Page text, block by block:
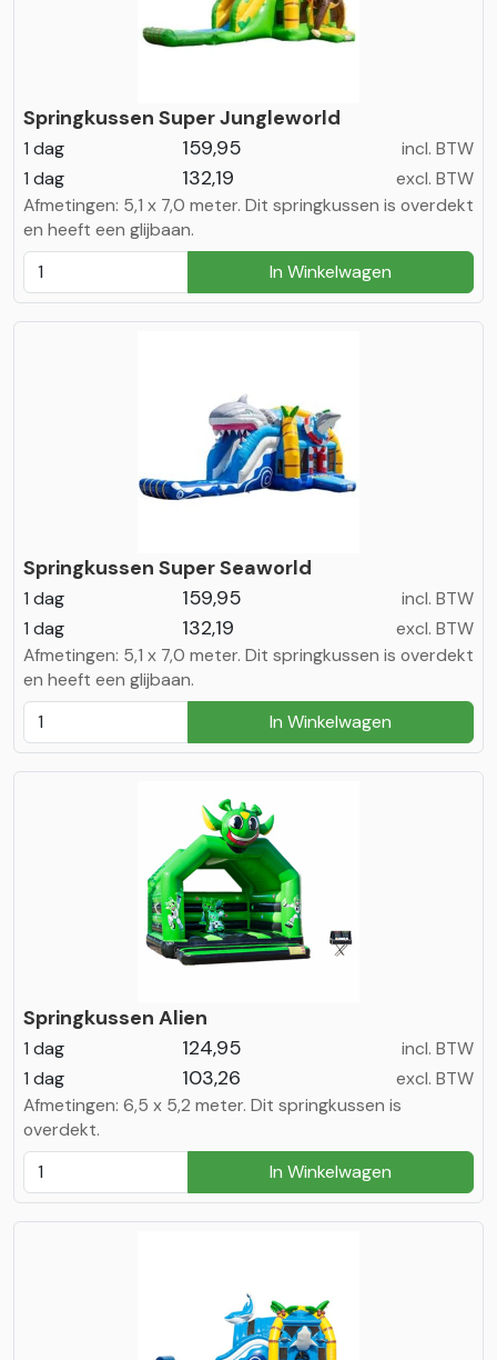
Springkussen Super Jungleworld
1 dag 159,95
incl. BTW
1 dag
132,19
excl. BTW
Afmetingen: 5,1 x 7,0 meter. Dit springkussen is overdekt
en heeft een glijbaan.
In Winkelwagen
Springkussen Super Seaworld
1 dag 159,95
incl. BTW
1 dag
132,19
excl. BTW
Afmetingen: 5,1 x 7,0 meter. Dit springkussen is overdekt
en heeft een glijbaan.
In Winkelwagen
Springkussen Alien
1 dag 124,95
incl. BTW
1 dag
103,26
excl. BTW
Afmetingen: 6,5 x 5,2 meter. Dit springkussen is
overdekt.
In Winkelwagen